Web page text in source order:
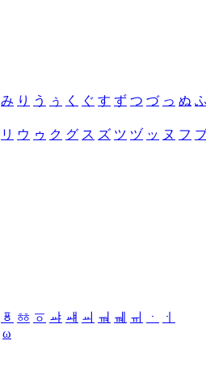
み り う ぅ く ぐ す ず つ づ っ ぬ ふ
リ ウ ゥ ク グ ス ズ ツ ヅ ッ ヌ フ ブ
ㆄ ㆅ ㆆ ㆇ ㆈ ㆉ ㆊ ㆋ ㆌ ㆍ
ㆎ
ω